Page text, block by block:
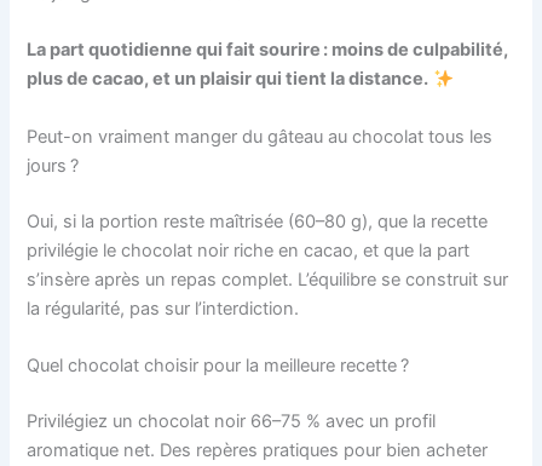
La part quotidienne qui fait sourire : moins de culpabilité,
plus de cacao, et un plaisir qui tient la distance.
Peut-on vraiment manger du gâteau au chocolat tous les
jours ?
Oui, si la portion reste maîtrisée (60–80 g), que la recette
privilégie le chocolat noir riche en cacao, et que la part
s’insère après un repas complet. L’équilibre se construit sur
la régularité, pas sur l’interdiction.
Quel chocolat choisir pour la meilleure recette ?
Privilégiez un chocolat noir 66–75 % avec un profil
aromatique net. Des repères pratiques pour bien acheter